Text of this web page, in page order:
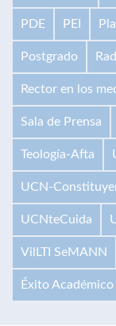
PDE PEI
Postgrado
Rector en los
Sala de Prensa
Teología-Afta
UCN-
UCNteCuida
VilLTI SeMANN
Éxito Académico